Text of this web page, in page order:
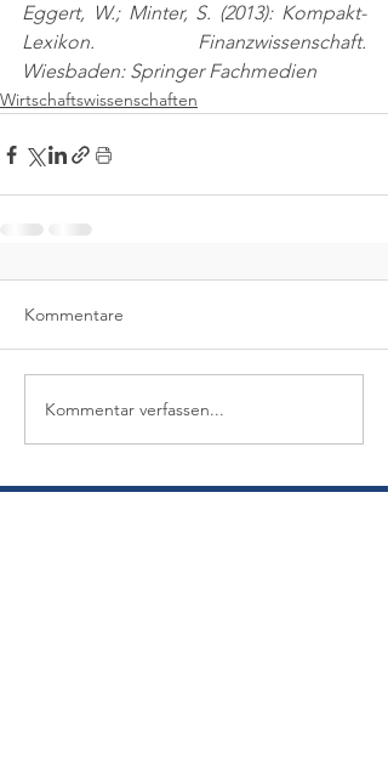
Eggert, W.; Minter, S. (2013): Kompakt-
Lexikon. Finanzwissenschaft.
Wiesbaden: Springer Fachmedien
Wirtschaftswissenschaften
Kommentare
Kommentar verfassen...